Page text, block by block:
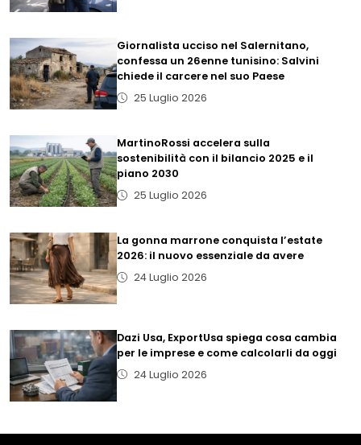
Giornalista ucciso nel Salernitano,
confessa un 26enne tunisino: Salvini
chiede il carcere nel suo Paese
25 Luglio 2026
MartinoRossi accelera sulla
sostenibilità con il bilancio 2025 e il
piano 2030
25 Luglio 2026
La gonna marrone conquista l’estate
2026: il nuovo essenziale da avere
24 Luglio 2026
Dazi Usa, ExportUsa spiega cosa cambia
per le imprese e come calcolarli da oggi
24 Luglio 2026